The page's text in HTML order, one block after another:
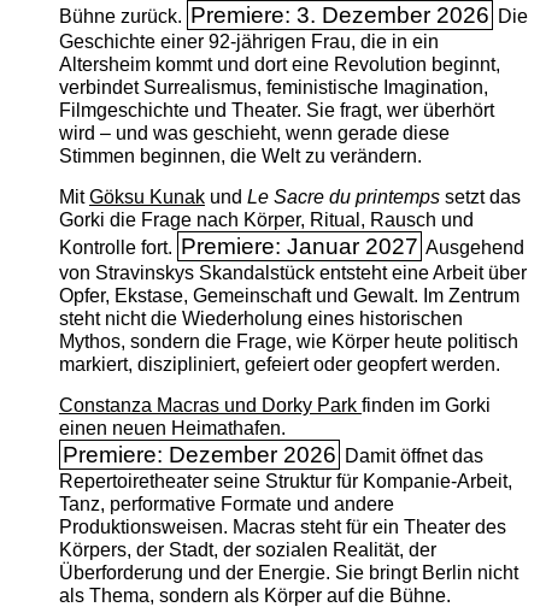
Bühne zurück. Premiere: 3. Dezember 2026 Die
Geschichte einer 92-jährigen Frau, die in ein
Altersheim kommt und dort eine Revolution beginnt,
verbindet Surrealismus, feministische Imagination,
Filmgeschichte und Theater. Sie fragt, wer überhört
wird – und was geschieht, wenn gerade diese
Stimmen beginnen, die Welt zu verändern.
MitGöksu Kunakund Le Sacre du printempssetzt das
Gorki die Frage nach Körper, Ritual, Rausch und
Kontrolle fort. Premiere: Januar 2027 Ausgehend
von Stravinskys Skandalstück entsteht eine Arbeit über
Opfer, Ekstase, Gemeinschaft und Gewalt. Im Zentrum
steht nicht die Wiederholung eines historischen
Mythos, sondern die Frage, wie Körper heute politisch
markiert, diszipliniert, gefeiert oder geopfert werden.
Constanza Macras und Dorky Park finden im Gorki
einen neuen Heimathafen.
Premiere: Dezember 2026 Damit öffnet das
Repertoiretheater seine Struktur für Kompanie-Arbeit,
Tanz, performative Formate und andere
Produktionsweisen. Macras steht für ein Theater des
Körpers, der Stadt, der sozialen Realität, der
Überforderung und der Energie. Sie bringt Berlin nicht
als Thema, sondern als Körper auf die Bühne.